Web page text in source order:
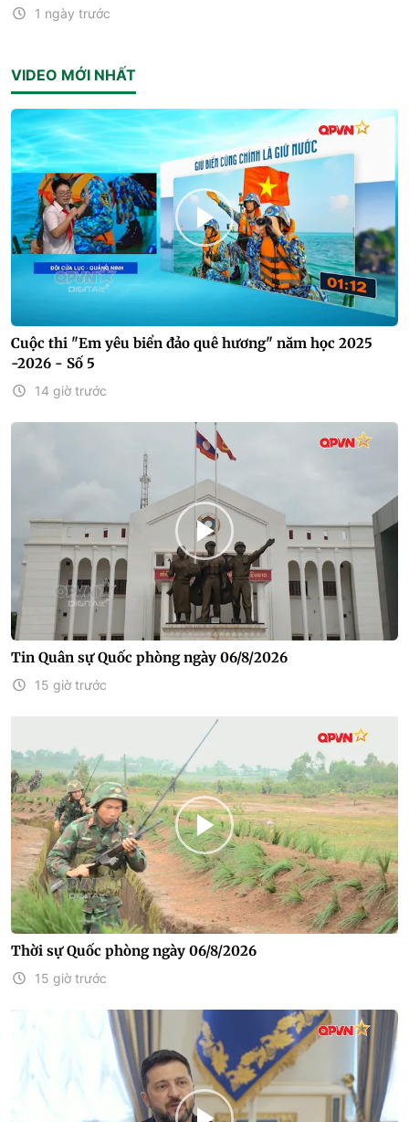
1 ngày trước
VIDEO MỚI NHẤT
Cuộc thi "Em yêu biển đảo quê hương" năm học 2025
-2026 - Số 5
14 giờ trước
Tin Quân sự Quốc phòng ngày 06/8/2026
15 giờ trước
Thời sự Quốc phòng ngày 06/8/2026
15 giờ trước